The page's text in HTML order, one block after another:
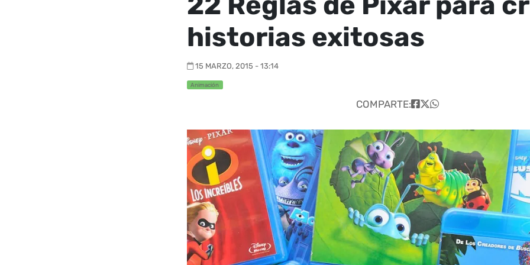
historias exitosas
15 MARZO, 2015 - 13:14
Animación
COMPARTE: